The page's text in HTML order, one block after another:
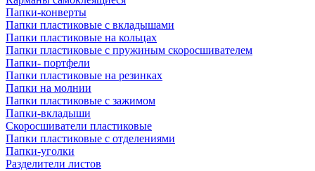
Папки-конверты
Папки пластиковые с вкладышами
Папки пластиковые на кольцах
Папки пластиковые с пружиным скоросшивателем
Папки- портфели
Папки пластиковые на резинках
Папки на молнии
Папки пластиковые с зажимом
Папки-вкладыши
Скоросшиватели пластиковые
Папки пластиковые с отделениями
Папки-уголки
Разделители листов